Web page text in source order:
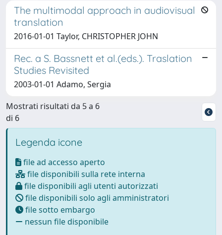
The multimodal approach in audiovisual
translation
2016-01-01 Taylor, CHRISTOPHER JOHN
Rec. a S. Bassnett et al.(eds.). Traslation
Studies Revisited
2003-01-01 Adamo, Sergia
Mostrati risultati da 5 a 6
di 6
Legenda icone
file ad accesso aperto
file disponibili sulla rete interna
file disponibili agli utenti autorizzati
file disponibili solo agli amministratori
file sotto embargo
nessun file disponibile